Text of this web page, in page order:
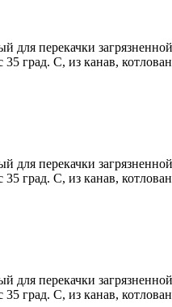
для перекачки
град. С, из канав,
для перекачки
град. С, из канав,
для перекачки
град. С, из канав,